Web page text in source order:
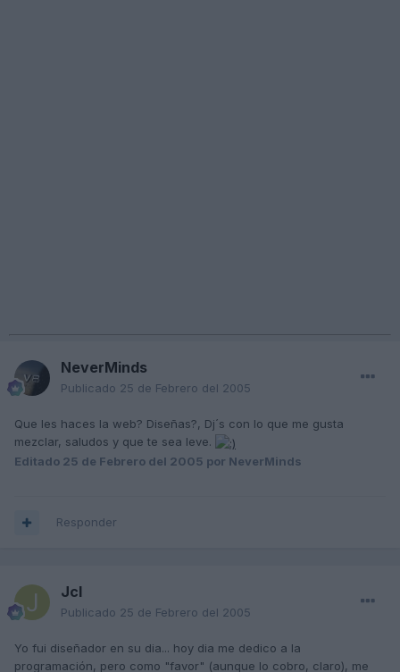
NeverMinds
Publicado 25 de Febrero del 2005
Que les haces la web? Diseñas?, Dj´s con lo que me gusta
mezclar, saludos y que te sea leve.
Editado 25 de Febrero del 2005 por NeverMinds
Responder
Jcl
Publicado 25 de Febrero del 2005
Yo fui diseñador en su dia... hoy dia me dedico a la
programación, pero como "favor" (aunque lo cobro, claro), me